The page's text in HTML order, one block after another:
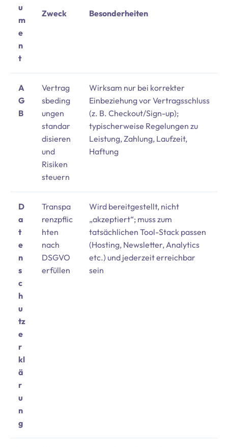
u
m
e
n
t
Zweck Besonderheiten
A
G
B
Vertrag
sbeding
ungen
standar
disieren
und
Risiken
steuern
Wirksam nur bei korrekter
Einbeziehung vor Vertragsschluss
(z. B. Checkout/Sign-up);
typischerweise Regelungen zu
Leistung, Zahlung, Laufzeit,
Haftung
D
a
t
e
n
s
c
h
u
tz
e
r
kl
ä
r
u
n
g
Transpa
renzpflic
hten
nach
DSGVO
erfüllen
Wird bereitgestellt, nicht
„akzeptiert“; muss zum
tatsächlichen Tool-Stack passen
(Hosting, Newsletter, Analytics
etc.) und jederzeit erreichbar
sein